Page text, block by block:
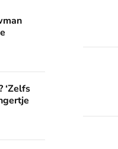
de dag met een kopje
vloeken, kun je beter
‘Zelfs
Test
Op